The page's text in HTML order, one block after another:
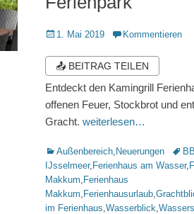
Veröffentlicht
1. Mai 2019 Kommentieren
📤 BEITRAG TEILEN
Entdeckt den Kamingrill
offenen Feuer, Stockbrot und
Gracht. weiterlesen…
Kategorien
Außenbereich, Neuerungen
IJsselmeer, Ferienhaus am Wasser,
Makkum, Ferienhaus
Makkum, Ferienhausurlaub,
im Ferienhaus,Wasserblick,